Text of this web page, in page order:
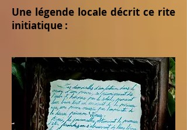
Une légende locale décrit ce rite
initiatique :